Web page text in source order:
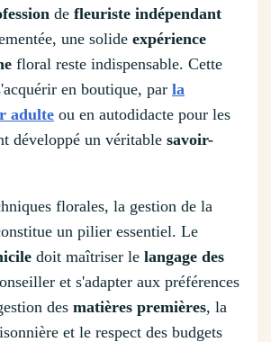
de fleuriste indépendant
une solide expérience
floral reste indispensable. Cette
en boutique, par la
adulte ou en autodidacte pour les
développé un véritable savoir-
florales, la gestion de la
un pilier essentiel. Le
doit maîtriser le langage des
et s'adapter aux préférences
des matières premières, la
et le respect des budgets